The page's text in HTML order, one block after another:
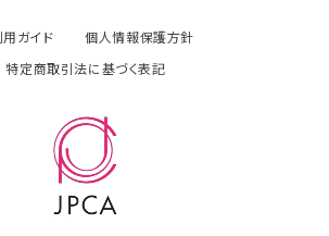
用ガイド
個人情報保護方針
特定商取引法に基づく表記